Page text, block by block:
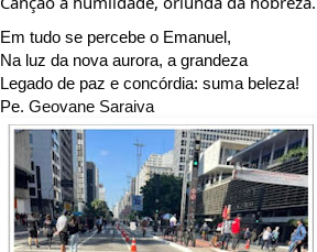
Em tudo se percebe o Emanuel,
Na luz da nova aurora, a grandeza
Legado de paz e concórdia: suma beleza!
Pe. Geovane Saraiva